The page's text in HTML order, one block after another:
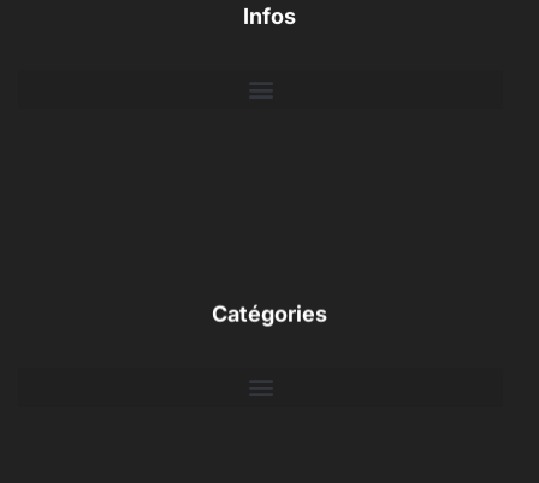
Infos
Catégories